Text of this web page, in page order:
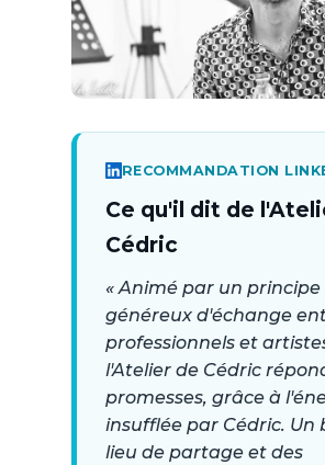
RECOMMANDATION
Ce qu'il dit de
Cédric
« Animé par un principe
généreux d'échange
professionnels et
l'Atelier de Cédric
promesses, grâce à
insufflée par Cédric. Un
lieu de partage et des